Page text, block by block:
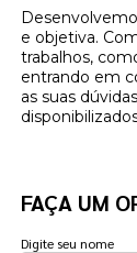
e objetiva.
trabalhos,
entrando em
as suas
FAÇA UM
Digite seu nome